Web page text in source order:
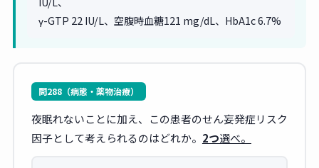
γ-GTP 22 IU/L、空腹時血糖121 mg/dL、HbA1c 6.7%
問288（病態・薬物治療）
夜眠れないことに加え、この患者のせん妄発症リスク
因子として考えられるのはどれか。 2つ選べ。